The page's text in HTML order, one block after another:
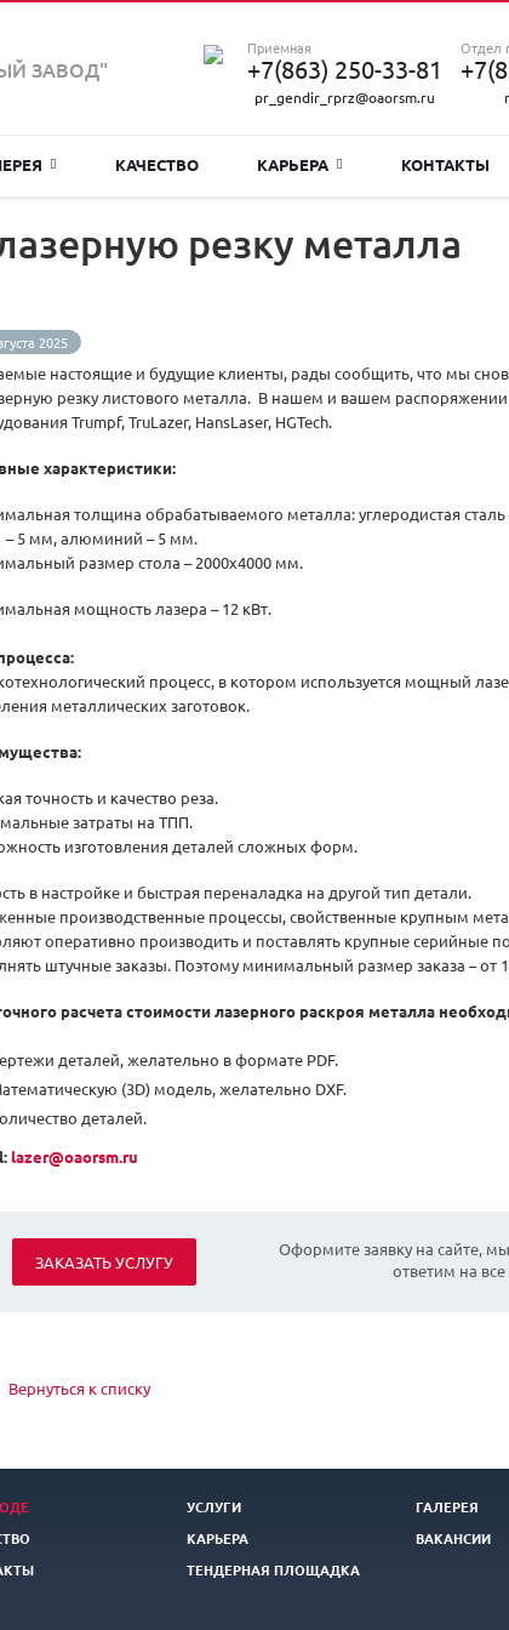
ЗАВОД"
Отдел
Приемная
+7(863) 250-33-81
pr_gendir_rprz@oaorsm.ru
КАЧЕСТВО КАРЬЕРА КОНТАКТЫ
резку металла
2025
настоящие и будущие клиенты, рады сообщить, что мы
резку листового металла. В нашем и вашем
Trumpf, TruLazer, HansLaser, HGTech.
характеристики:
толщина обрабатываемого металла: углеродистая
– 5 мм, алюминий – 5 мм.
размер стола – 2000х4000 мм.
мощность лазера – 12 кВт.
процесс, в котором используется мощный
металлических заготовок.
точность и качество реза.
затраты на ТПП.
изготовления деталей сложных форм.
в настройке и быстрая переналадка на другой тип детали.
производственные процессы, свойственные крупным
оперативно производить и поставлять крупные серийные
штучные заказы. Поэтому минимальный размер заказа – от
расчета стоимости лазерного раскроя металла
деталей, желательно в формате PDF.
(3D) модель, желательно DXF.
деталей.
lazer@oaorsm.ru
ЗАКАЗАТЬ УСЛУГУ
Оформите заявку на сайте,
ответим на
Вернуться к списку
УСЛУГИ
ГАЛЕРЕЯ
КАРЬЕРА
ВАКАНСИИ
ТЕНДЕРНАЯ ПЛОЩАДКА